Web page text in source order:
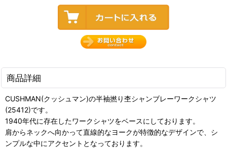
商品詳細
CUSHMAN(クッシュマン)の半袖撚り杢シャンブレーワークシャツ
(25412)です。
1940年代に存在したワークシャツをベースにしております。
肩からネックへ向かって直線的なヨークが特徴的なデザインで、シ
ンプルな中にアクセントとなっております。